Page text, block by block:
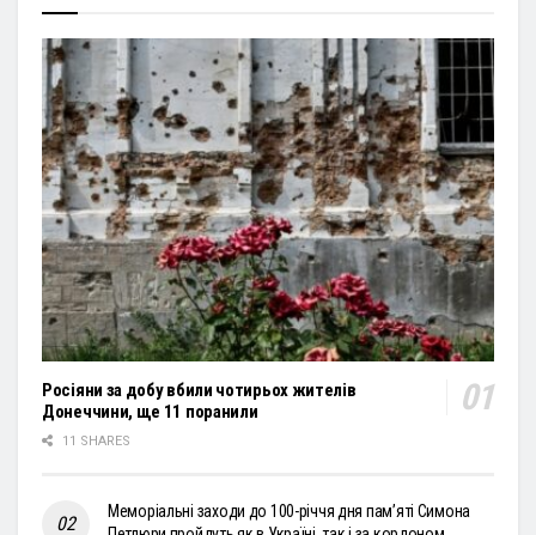
Росіяни за добу вбили чотирьох жителів
Донеччини, ще 11 поранили
11 SHARES
Меморіальні заходи до 100-річчя дня пам’яті Симона